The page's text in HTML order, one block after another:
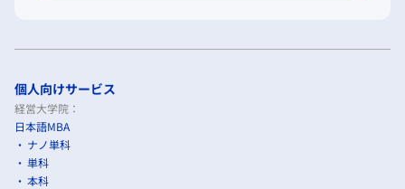
個人向けサービス
経営大学院：
日本語MBA
ナノ単科
単科
本科